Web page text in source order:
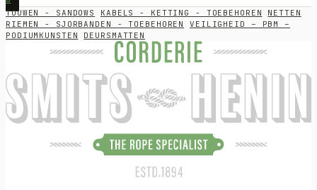
TOUWEN - SANDOWS KABELS - KETTING - TOEBEHOREN
NETTEN
RIEMEN - SJORBANDEN - TOEBEHOREN
VEILIGHEID – PBM –
PODIUMKUNSTEN
DEURSMATTEN